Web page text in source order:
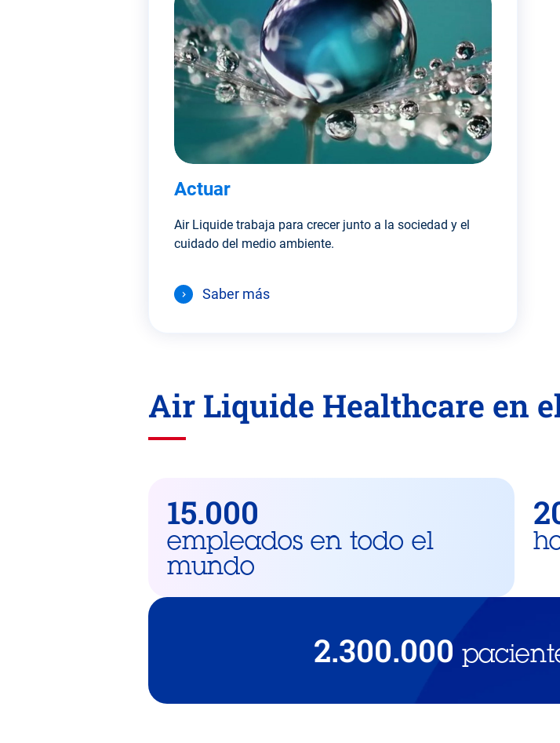
Actuar
Air Liquide trabaja para crecer junto a la sociedad y el
cuidado del medio ambiente.
Saber más
Air Liquide Healthcare en
15.000
empleados en todo el
mundo
2.300.000